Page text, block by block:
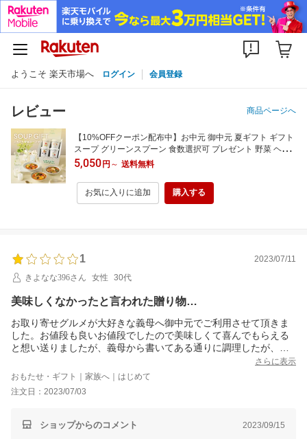
ようこそ 楽天市場へ ログイン 会員登録
レビュー 商品ページへ
【10%OFFクーポン配布中】お中元 御中元 夏ギフト ギフト
スープ グリーンスプーン 食数選択可 プレゼント 野菜 ヘル
シー 冷凍食品 ギフト 誕生日 出産祝 結婚御祝 結婚内祝 熨斗
のし ラッピング 送料無料 配送日指定可 最短翌日お届け
5,050円 ～ 送料無料
お気に入りに追加 購入する
1
2023/07/11
きよなな396さん
女性 30代
美味しくなかったと言われた贈り物…
お取り寄せグルメが大好きな義母へ御中元でご利用させて頂きま
した。お値段も良いお値段でしたので美味しくて喜んでもらえる
と想い送りましたが、義母から書いてある通りに調理したが、野
菜は硬くて芯があり食べれたものじゃなかった。とても美味しい
とは言えないので、もうこれは買わないようにね！と言われて御
中元を渡して残念な気持ちになるのは購入者側としては悲しい気
持ちになりました。通販は難しいですね。
さらに表示
おもたせ・ギフト｜家族へ｜はじめて
注文日：2023/07/03
ショップからのコメント 2023/09/15